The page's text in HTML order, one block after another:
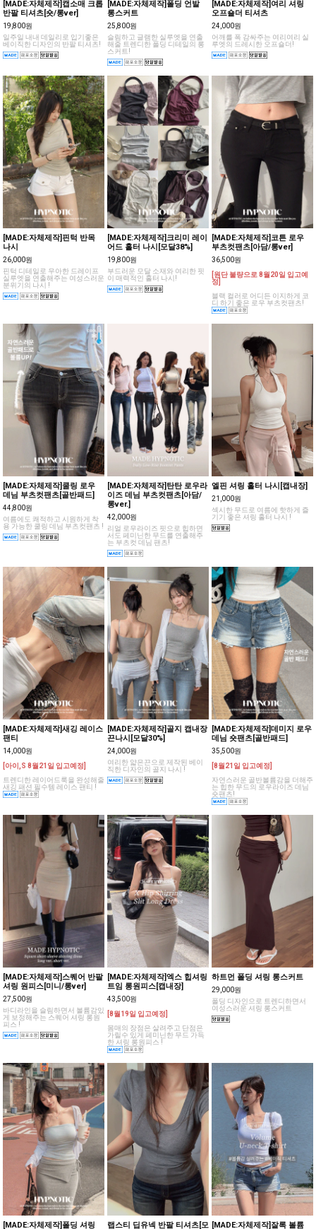
[MADE:자체제작]캡소매 크롭
반팔 티셔츠[숏/롱ver]
19,800원
일주일 내내 데일리로 입기좋은
베이직한 디자인의 반팔 티셔츠!
[MADE:자체제작]폴딩 언발
롱스커트
25,800원
슬림하고 글램한 실루엣을 연출
해줄 트렌디한 폴딩 디테일의 롱
스커트!
[MADE:자체제작]여리 셔링
오프숄더 티셔츠
24,000원
어깨를 폭 감싸주는 여리여리 실
루엣의 드레시한 오프숄더!
[MADE:자체제작]핀턱 반목
나시
26,000원
핀턱 디테일로 우아한 드레이프
실루엣을 연출해주는 여성스러운
분위기의 나시 !
[MADE:자체제작]크리미 레이
어드 홀터 나시[모달38%]
19,800원
부드러운 모달 소재와 여리한 핏
이 매력적인 홀터 나시!
[MADE:자체제작]코튼 로우
부츠컷팬츠[아담/롱ver]
36,500원
[원단 불량으로 8월20일 입고예
정]
블랙 컬러로 어디든 이지하게 코
디 하기 좋은 로우 부츠컷팬츠!
[MADE:자체제작]쿨링 로우
데님 부츠컷팬츠[골반패드]
44,800원
여름에도 쾌적하고 시원하게 착
용 가능한 쿨링 데님 부츠컷팬츠 !
[MADE:자체제작]탄탄 로우라
이즈 데님 부츠컷팬츠[아담/
롱ver.]
42,000원
리얼 로우라이즈 핏으로 힙하면
서도 페미닌한 무드를 연출해주
는 부츠컷 데님 팬츠!
엘핀 셔링 홀터 나시[캡내장]
21,000원
섹시한 무드로 여름에 핫하게 즐
기기 좋은 셔링 홀터 나시 !
[MADE:자체제작]새깅 레이스
팬티
14,000원
[아이,S 8월21일 입고예정]
트렌디한 레이어드룩을 완성해줄
새깅 패션 필수템 레이스 팬티 !
[MADE:자체제작]골지 캡내장
끈나시[모달30%]
24,000원
여리한 얇은끈으로 제작된 베이
직한 디자인의 골지 나시 !
[MADE:자체제작]데미지 로우
데님 숏팬츠[골반패드]
35,500원
[8월21일 입고예정]
자연스러운 골반볼륨감을 더해주
는 힙한 무드의 로우라이즈 데님
숏팬츠!
[MADE:자체제작]스퀘어 반팔
셔링 원피스[미니/롱ver]
27,500원
바디라인을 슬림하면서 볼륨감있
게 보정해주는 스퀘어 셔링 롱원
피스 !
[MADE:자체제작]엑스 힙셔링
트임 롱원피스[캡내장]
43,500원
[8월19일 입고예정]
몸매의 장점은 살려주고 단점은
가릴수 있게 페미닌한 무드 가득
한 셔링 롱원피스 !
하트먼 폴딩 셔링 롱스커트
29,000원
폴딩 디자인으로 트렌디하면서
여성스러운 셔링 롱스커트
[MADE:자체제작]폴딩 셔링
랩스티 딥유넥 반팔 티셔츠[모 [MADE:자체제작]잘록 볼륨